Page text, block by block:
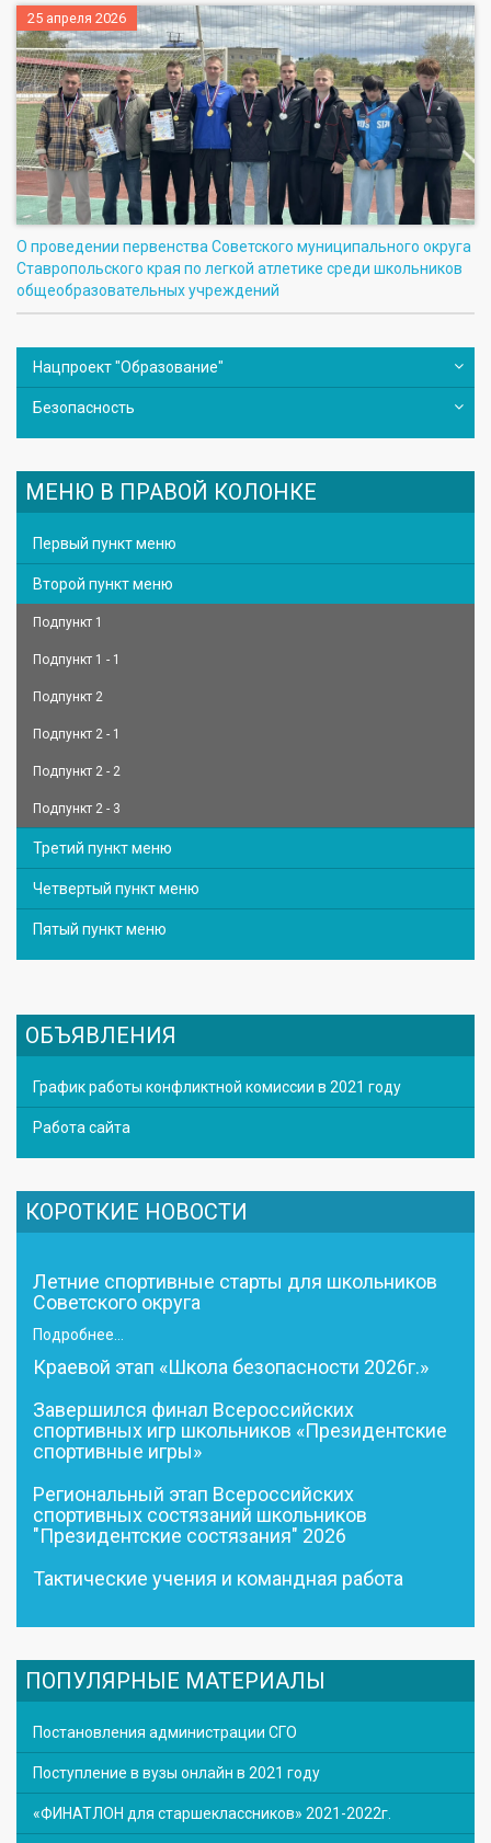
25 апреля 2026
О проведении первенства Советского муниципального округа
Ставропольского края по легкой атлетике среди школьников
общеобразовательных учреждений
Нацпроект "Образование"
Безопасность
МЕНЮ В ПРАВОЙ КОЛОНКЕ
Первый пункт меню
Второй пункт меню
Подпункт 1
Подпункт 1 - 1
Подпункт 2
Подпункт 2 - 1
Подпункт 2 - 2
Подпункт 2 - 3
Третий пункт меню
Четвертый пункт меню
Пятый пункт меню
ОБЪЯВЛЕНИЯ
График работы конфликтной комиссии в 2021 году
Работа сайта
КОРОТКИЕ НОВОСТИ
Летние спортивные старты для школьников
Советского округа
Подробнее...
Краевой этап «Школа безопасности 2026г.»
Завершился финал Всероссийских
спортивных игр школьников «Президентские
спортивные игры»
Региональный этап Всероссийских
спортивных состязаний школьников
"Президентские состязания" 2026
Тактические учения и командная работа
ПОПУЛЯРНЫЕ МАТЕРИАЛЫ
Постановления администрации СГО
Поступление в вузы онлайн в 2021 году
«ФИНАТЛОН для старшеклассников» 2021-2022г.